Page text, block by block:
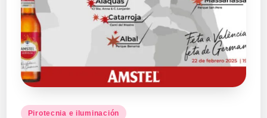
Publicado
Pirotecnia e iluminación